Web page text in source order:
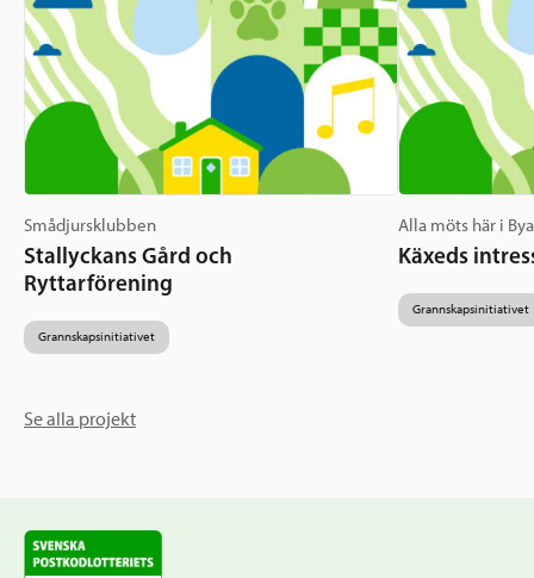
Smådjursklubben
Stallyckans Gård och
Ryttarförening
Grannskapsinitiativet
Alla möts här i
Käxeds
Grannskapsinitiativet
Se alla projekt